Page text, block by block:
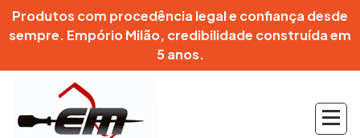
PularProdutos com procedência legal e confiança desde
sempre. Empório Milão, credibilidade construída em
5 anos.